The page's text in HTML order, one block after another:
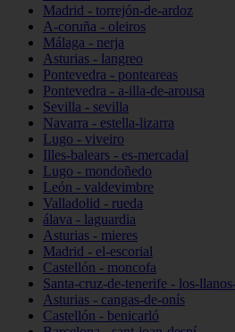
Madrid - torrejón-de-ardoz
A-coruña - oleiros
Málaga - nerja
Asturias - langreo
Pontevedra - ponteareas
Pontevedra - a-illa-de-arousa
Sevilla - sevilla
Navarra - estella-lizarra
Lugo - viveiro
Illes-balears - es-mercadal
Lugo - mondoñedo
León - valdevimbre
Valladolid - rueda
álava - laguardia
Asturias - mieres
Madrid - el-escorial
Castellón - moncofa
Santa-cruz-de-tenerife - los-
Asturias - cangas-de-onís
Castellón - benicarló